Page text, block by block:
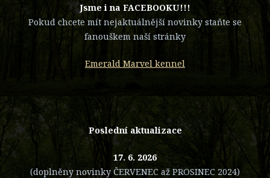
​Jsme i na FACEBOOKU!!!
Pokud chcete mít nejaktuálnější novinky staňte se
fanouškem naší stránky
Emerald Marvel kennel
Poslední aktualizace
17. 6. 2026
(doplněny novinky ČERVENEC až PROSINEC 2024)